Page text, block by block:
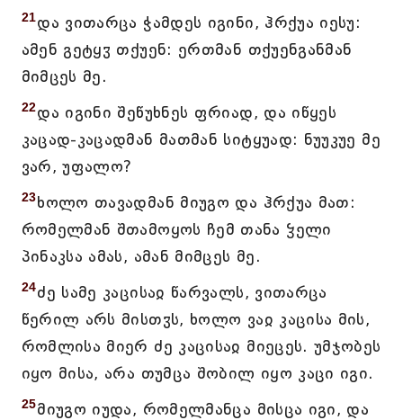
21და ვითარცა ჭამდეს იგინი, ჰრქუა იესუ:
ამენ გეტყჳ თქუენ: ერთმან თქუენგანმან
მიმცეს მე.
22და იგინი შეწუხნეს ფრიად, და იწყეს
კაცად-კაცადმან მათმან სიტყუად: ნუუკუე მე
ვარ, უფალო?
23ხოლო თავადმან მიუგო და ჰრქუა მათ:
რომელმან შთამოყოს ჩემ თანა ჴელი
პინაკსა ამას, ამან მიმცეს მე.
24ძე სამე კაცისაჲ წარვალს, ვითარცა
წერილ არს მისთჳს, ხოლო ვაჲ კაცისა მის,
რომლისა მიერ ძე კაცისაჲ მიეცეს. უმჯობეს
იყო მისა, არა თუმცა შობილ იყო კაცი იგი.
25მიუგო იუდა, რომელმანცა მისცა იგი, და